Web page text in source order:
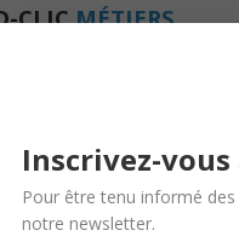
CLICMÉTIERS
D-CLIC STAGES &
Inscrivez-
Pour être tenu informé
notre newsletter.